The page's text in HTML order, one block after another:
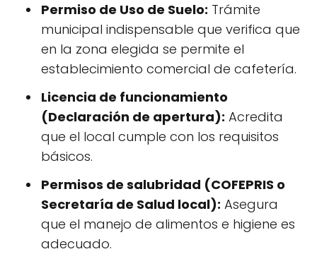
Permiso de Uso de Suelo: Trámite
municipal indispensable que verifica que
en la zona elegida se permite el
establecimiento comercial de cafetería.
Licencia de funcionamiento
(Declaración de apertura): Acredita
que el local cumple con los requisitos
básicos.
Permisos de salubridad (COFEPRIS o
Secretaría de Salud local): Asegura
que el manejo de alimentos e higiene es
adecuado.